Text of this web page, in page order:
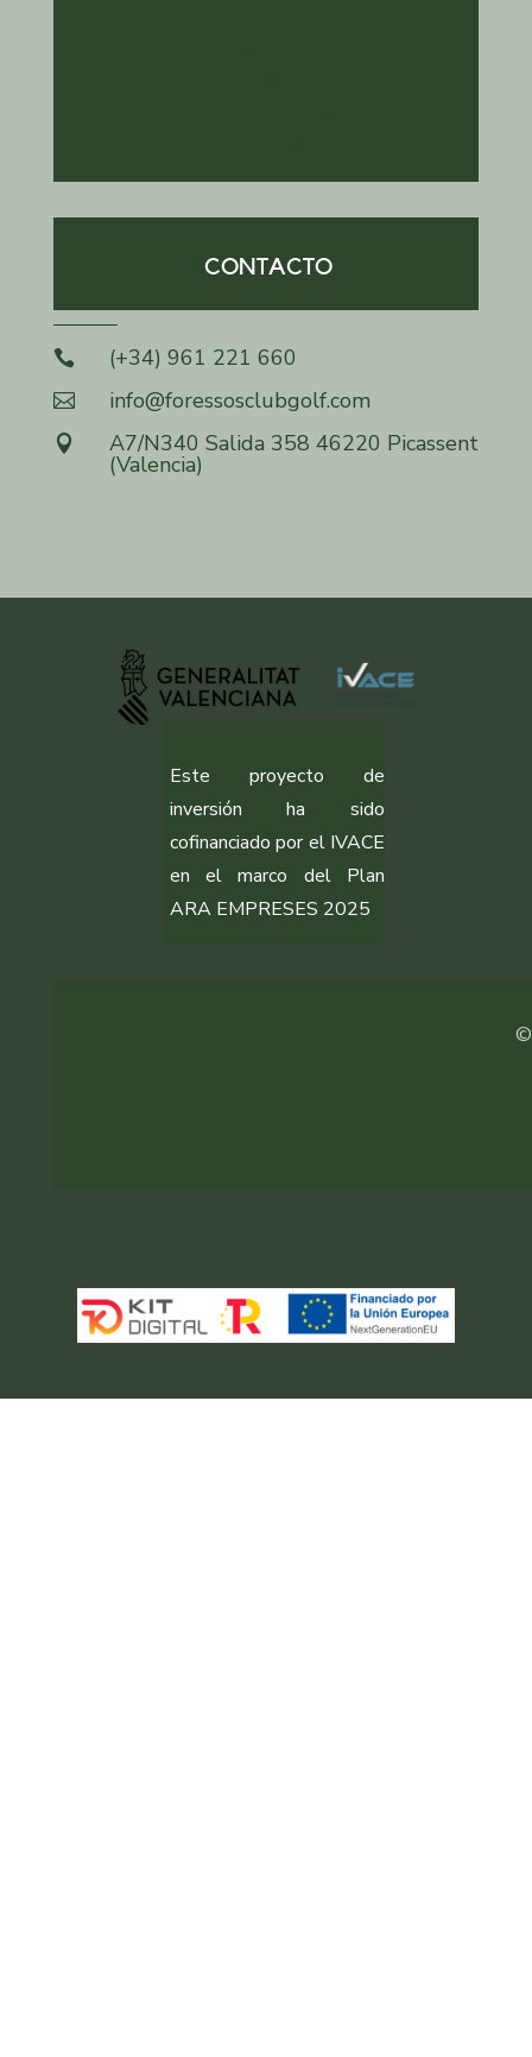
CONTACTO
 (+34) 961 221 660
 info@foressosclubgolf.com
 A7/N340 Salida 358 46220 Picassent
(Valencia)
Este proyecto de
inversión ha sido
cofinanciado por el IVACE
en el marco del Plan
ARA EMPRESES 2025
©